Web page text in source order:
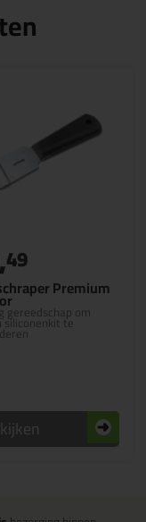
Premium
gereedschap om
siliconenkit te
49